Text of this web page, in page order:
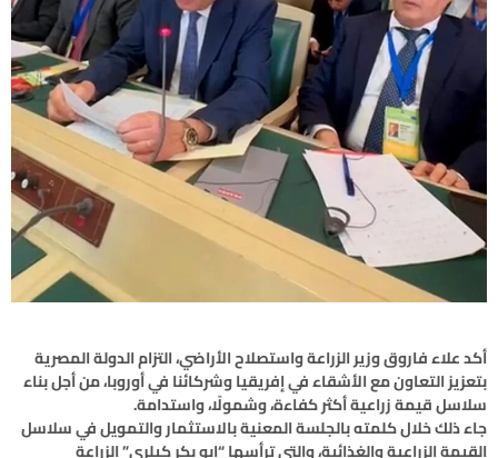
أكد علاء فاروق وزير الزراعة واستصلاح الأراضي، التزام الدولة المصرية
بتعزيز التعاون مع الأشقاء في إفريقيا وشركائنا في أوروبا، من أجل بناء
سلاسل قيمة زراعية أكثر كفاءة، وشمولًا، واستدامة.
جاء ذلك خلال كلمته بالجلسة المعنية بالاستثمار والتمويل في سلاسل
القيمة الزراعية والغذائية، والتي ترأسها “ابو بكر كيلري” الزراعة